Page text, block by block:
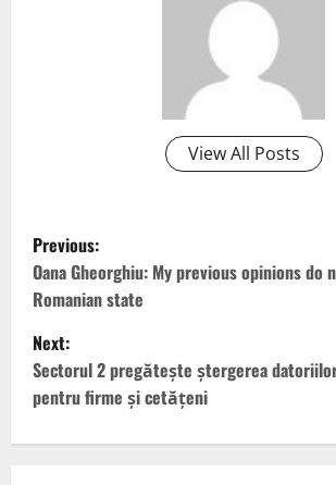
View All Posts
P
o
s
t
n
Previous:
Oana Gheorghiu: My previous opinions do
Romanian state
Next:
Sectorul 2 pregătește ștergerea
pentru firme și cetățeni